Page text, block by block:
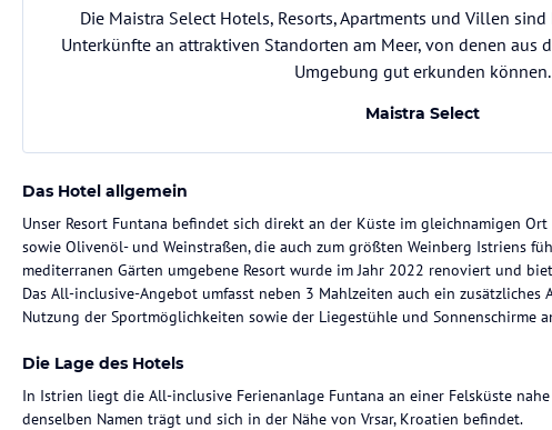
Die Maistra Select Hotels, Resorts, Apartments und Villen
Unterkünfte an attraktiven Standorten am Meer, von denen aus
Umgebung gut erkunden können.
Maistra Select
Das Hotel allgemein
Unser Resort Funtana befindet sich direkt an der Küste im gleichnamigen
sowie Olivenöl- und Weinstraßen, die auch zum größten Weinberg Istriens
mediterranen Gärten umgebene Resort wurde im Jahr 2022 renoviert und
Das All-inclusive-Angebot umfasst neben 3 Mahlzeiten auch ein zusätzliches
Nutzung der Sportmöglichkeiten sowie der Liegestühle und Sonnenschirme
Die Lage des Hotels
In Istrien liegt die All-inclusive Ferienanlage Funtana an einer Felsküste
denselben Namen trägt und sich in der Nähe von Vrsar, Kroatien befindet.